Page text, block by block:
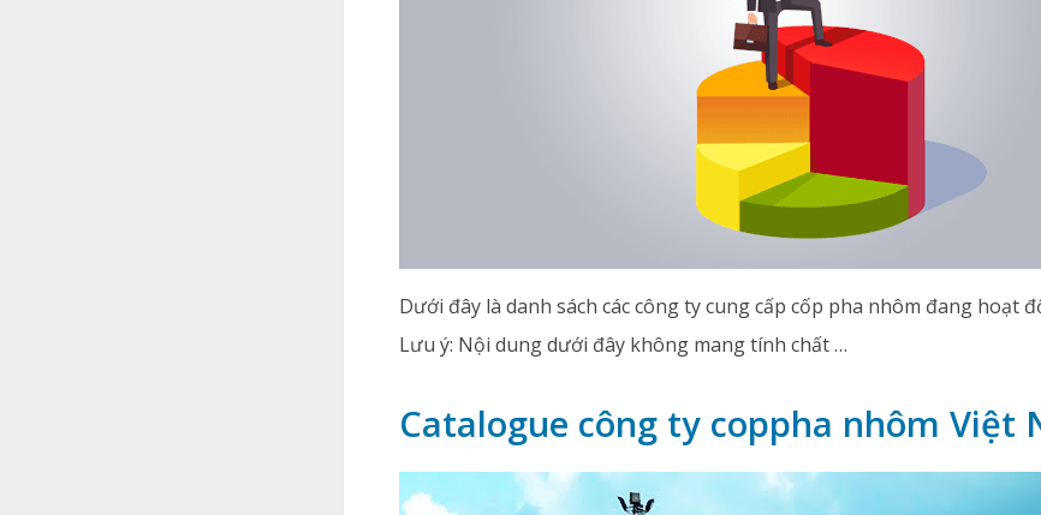
Dưới đây là danh sách các công ty cung cấp cốp pha nhôm đang hoạt
Lưu ý: Nội dung dưới đây không mang tính chất …
Catalogue công ty coppha nhôm Việt